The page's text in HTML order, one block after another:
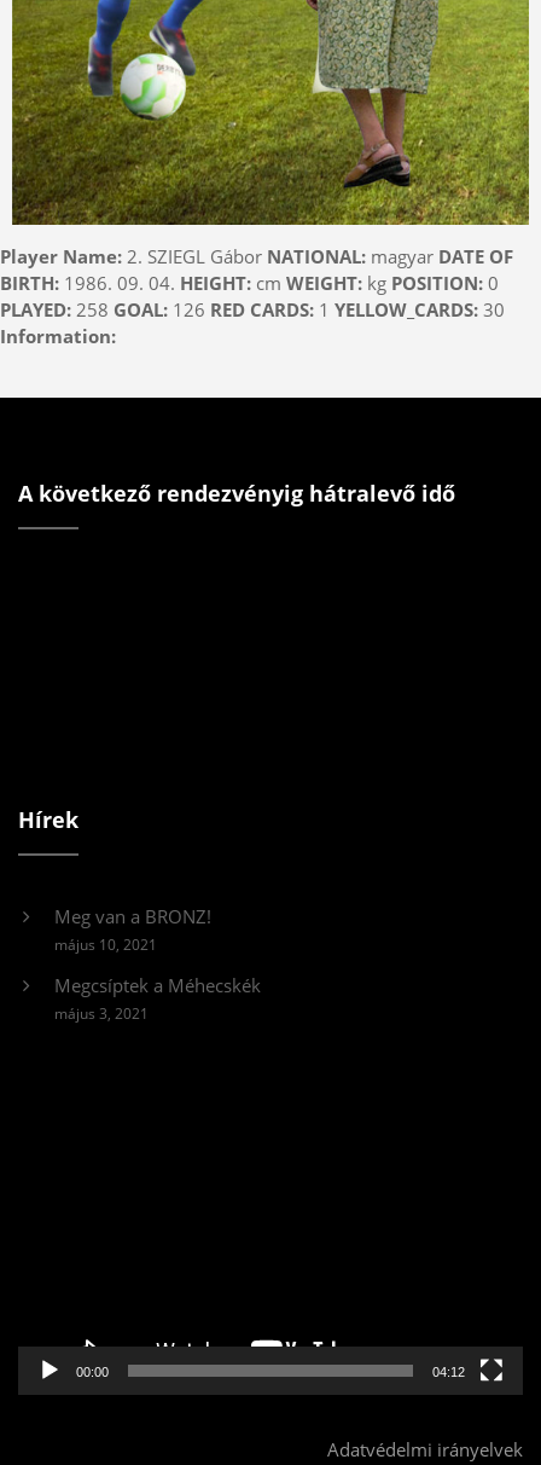
Player Name: 2. SZIEGL Gábor NATIONAL: magyar DATE OF
BIRTH: 1986. 09. 04. HEIGHT: cm WEIGHT: kg POSITION: 0
PLAYED: 258 GOAL: 126 RED CARDS: 1 YELLOW_CARDS: 30
Information:
A következő rendezvényig hátralevő idő
Hírek
Meg van a BRONZ!
május 10, 2021
Megcsíptek a Méhecskék
május 3, 2021
00:00 04:12
Adatvédelmi irányelvek